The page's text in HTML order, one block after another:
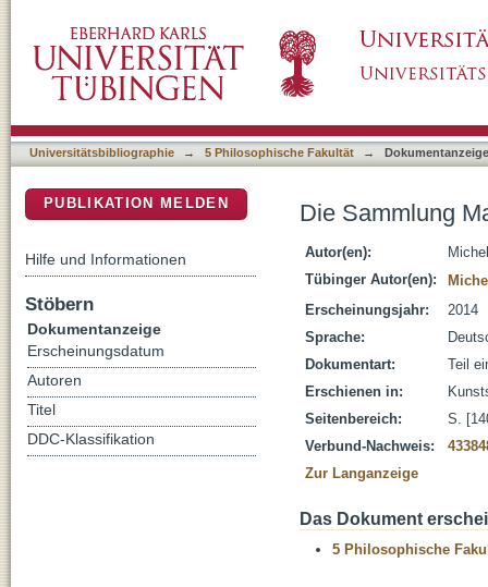
Universitätsbibliographie → 5 Philosophische Fakultät → Dokumentanzeige
Die Sammlung
Autor(en):
Tübinger Autor(en):
Erscheinungsjahr:
2014
Sprache:
Dokumentart:
Teil
Erschienen in:
Seitenbereich:
S.
Verbund-Nachweis:
Zur Langanzeige
Das Dokument
5 Philosophische
PUBLIKATION MELDEN
Hilfe und Informationen
Stöbern
Dokumentanzeige
Erscheinungsdatum
Autoren
Titel
DDC-Klassifikation